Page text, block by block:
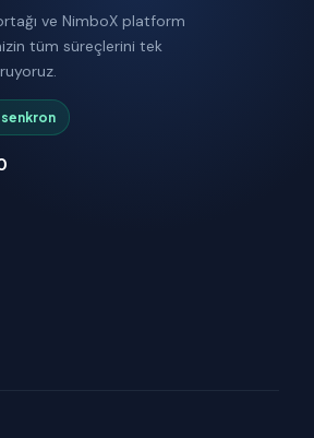
ve NimboX platform
tüm süreçlerini tek
senkron